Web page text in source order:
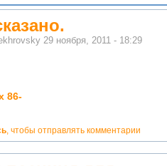
29 ноября, 2011 - 18:29
86-
, чтобы отправлять комментарии